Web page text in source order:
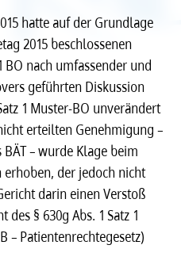
hatte auf der Grundlage
2015 beschlossenen
BO nach umfassender und
geführten Diskussion
1 Muster-BO unverändert
erteilten Genehmigung –
– wurde Klage beim
der jedoch nicht
darin einen Verstoß
§ 630g Abs. 1 Satz 1
– Patientenrechtegesetz)